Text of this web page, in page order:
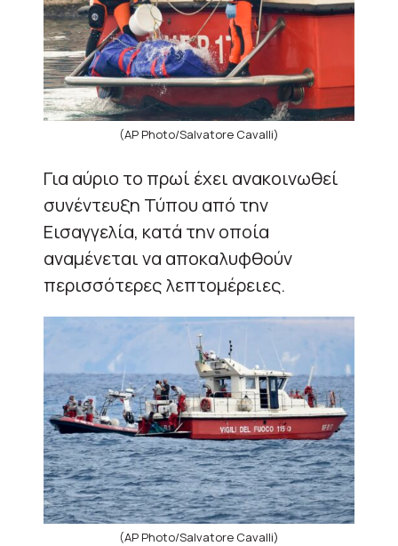
(AP Photo/Salvatore Cavalli)
Για αύριο το πρωί έχει ανακοινωθεί
συνέντευξη Τύπου από την
Εισαγγελία, κατά την οποία
αναμένεται να αποκαλυφθούν
περισσότερες λεπτομέρειες.
(AP Photo/Salvatore Cavalli)